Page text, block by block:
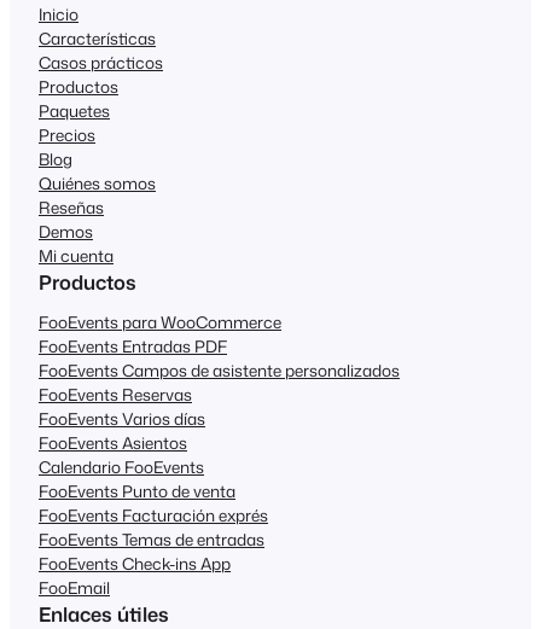
Inicio
Características
Casos prácticos
Productos
Paquetes
Precios
Blog
Quiénes somos
Reseñas
Demos
Mi cuenta
Productos
FooEvents para WooCommerce
FooEvents Entradas PDF
FooEvents Campos de asistente personalizados
FooEvents Reservas
FooEvents Varios días
FooEvents Asientos
Calendario FooEvents
FooEvents Punto de venta
FooEvents Facturación exprés
FooEvents Temas de entradas
FooEvents Check-ins App
FooEmail
Enlaces útiles